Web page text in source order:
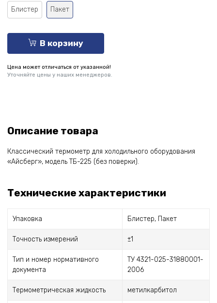
Блистер
Пакет
В корзину
Цена может отличаться от указанной!
Уточняйте цены у наших менеджеров.
Описание товара
Классический термометр для холодильного оборудования
«Айсберг», модель ТБ-225 (без поверки).
Технические характеристики
Упаковка Блистер, Пакет
Точность измерений ±1
Тип и номер нормативного
документа
ТУ 4321-025-31880001-
2006
Термометрическая жидкость метилкарбитол